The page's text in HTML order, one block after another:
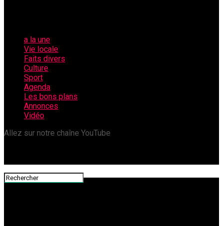
a la une
Vie locale
Faits divers
Culture
Sport
Agenda
Les bons plans
Annonces
Vidéo
Allez sur notre chaîne YouTube